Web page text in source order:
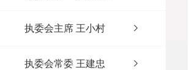
执委会主席 王小村
执委会常委 王建忠